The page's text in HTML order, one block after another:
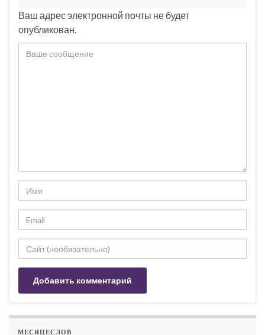
Ваш адрес электронной почты не будет
опубликован.
МЕСЯЦЕСЛОВ